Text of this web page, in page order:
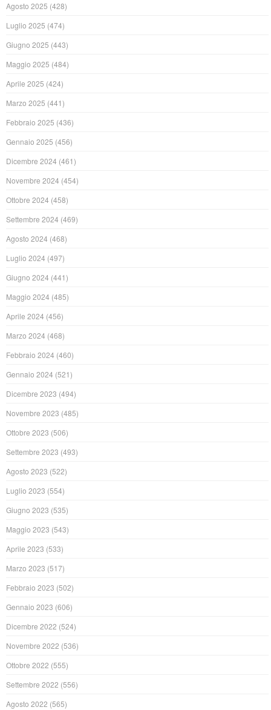
Agosto 2025 (428)
Luglio 2025 (474)
Giugno 2025 (443)
Maggio 2025 (484)
Aprile 2025 (424)
Marzo 2025 (441)
Febbraio 2025 (436)
Gennaio 2025 (456)
Dicembre 2024 (461)
Novembre 2024 (454)
Ottobre 2024 (458)
Settembre 2024 (469)
Agosto 2024 (468)
Luglio 2024 (497)
Giugno 2024 (441)
Maggio 2024 (485)
Aprile 2024 (456)
Marzo 2024 (468)
Febbraio 2024 (460)
Gennaio 2024 (521)
Dicembre 2023 (494)
Novembre 2023 (485)
Ottobre 2023 (506)
Settembre 2023 (493)
Agosto 2023 (522)
Luglio 2023 (554)
Giugno 2023 (535)
Maggio 2023 (543)
Aprile 2023 (533)
Marzo 2023 (517)
Febbraio 2023 (502)
Gennaio 2023 (606)
Dicembre 2022 (524)
Novembre 2022 (536)
Ottobre 2022 (555)
Settembre 2022 (556)
Agosto 2022 (565)